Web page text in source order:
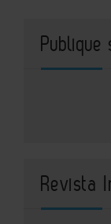
Publique
Revista